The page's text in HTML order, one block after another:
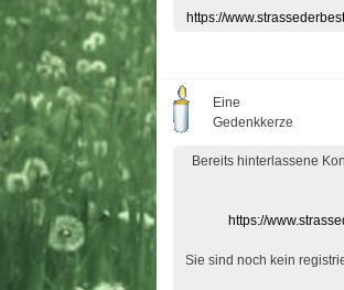
https://
Eine
Gedenkkerze
Bereits hinterlassene
https://
Sie sind noch kein